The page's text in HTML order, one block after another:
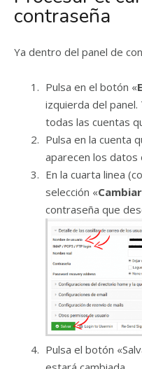
contraseña
Ya dentro del panel de
Pulsa en el botón «
izquierda del
todas las cuentas
Pulsa en la cuenta
aparecen los datos
En la cuarta linea
selección «
contraseña que
Pulsa el botón